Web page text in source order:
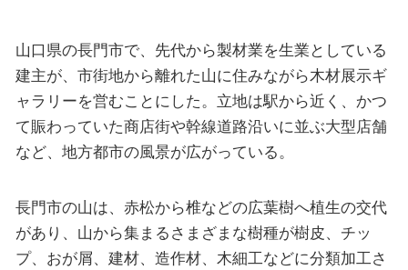
山口県の長門市で、先代から製材業を生業としている
建主が、市街地から離れた山に住みながら木材展示ギ
ャラリーを営むことにした。立地は駅から近く、かつ
て賑わっていた商店街や幹線道路沿いに並ぶ大型店舗
など、地方都市の風景が広がっている。
長門市の山は、赤松から椎などの広葉樹へ植生の交代
があり、山から集まるさまざまな樹種が樹皮、チッ
プ、おが屑、建材、造作材、木細工などに分類加工さ